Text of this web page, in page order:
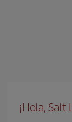
¡Hola, Salt